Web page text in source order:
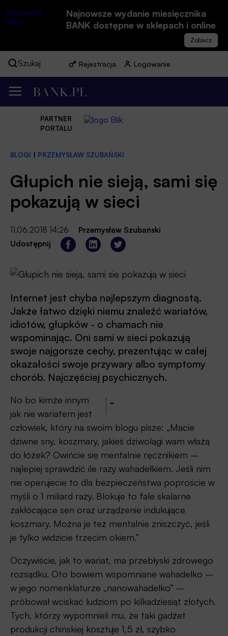
Najnowsze wydanie miesięcznika
BANK dostępne w sklepach i online
Szukaj Rejestracja Logowanie
PARTNER
PORTALU
BLOGI PRZEMYSŁAW SZUBAŃSKI
Głupich nie sieją, sami się
pokazują w sieci
11.06.2018 14:26
Przemysław Szubański
Udostępnij
Internet jest chyba najlepszym diagnostą.
Jakże łatwo dzięki niemu znaleźć wariatów,
idiotów, głupków - o chamach nie
wspominając. Oni sami w sieci pokazują
swoje najgorsze cechy, prezentując w całej
okazałości swoje przywary albo symptomy
chorób. Najczęściej psychicznych.
“
No bo kimże innym
jak nie wariatem jest
człowiek, który na swoim blogu pisze: „Macie
dziwne sny, koszmary, jakieś dziwolągi wam włażą
do łóżek? Owińcie się mentalnie ręcznikiem –
najlepiej sprawdzić ile razy wahadełkiem. Jeśli nim
nie operujecie to dla bezpieczeństwa poproście w
myśli o 1 miliard razy. Blokuje to fale skalarne
zakłócające sen oraz urządzenie indukujące
koszmary. Można je też mentalnie zniszczyć, jeśli
je tylko widzicie trzecim okiem.”
Oczywiście, jak to wariat, ma przebłyski zdrowego
rozsądku. Oto bowiem wspomniane wahadełko –
w jego nomenklaturze „nanowahadełko” –
próbował wciskać ludziom po kilkadziesiąt złotych.
Tych, którzy wypomnieli mu, że taki gadżet
produkcji chińskiej kosztuje 1,5 zł, szybko